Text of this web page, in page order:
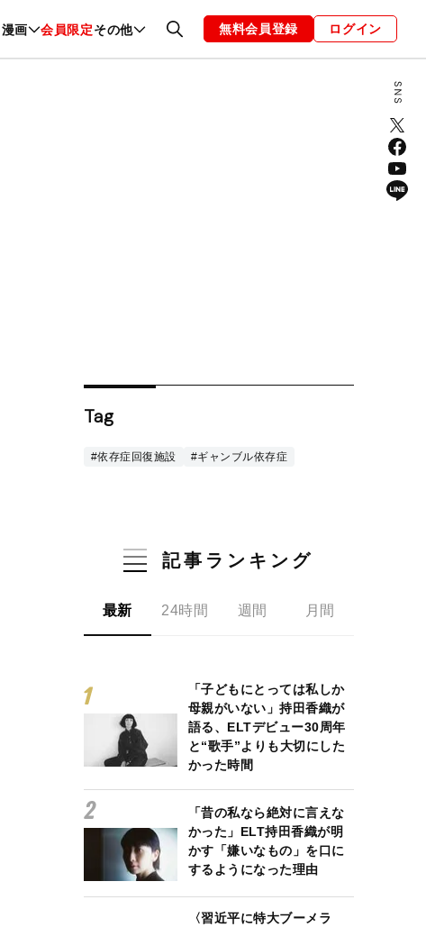
漫画 会員限定その他
ファッション 恋愛・結婚 編集部 お知らせ
無料会員登録 ログイン
Tag
#依存症回復施設 #ギャンブル依存症
記事ランキング
最新 24時間 週間 月間
「子どもにとっては私しか
母親がいない」持田香織が
語る、ELTデビュー30周年
と“歌手”よりも大切にした
かった時間
「昔の私なら絶対に言えな
かった」ELT持田香織が明
かす「嫌いなもの」を口に
するようになった理由
〈習近平に特大ブーメラ